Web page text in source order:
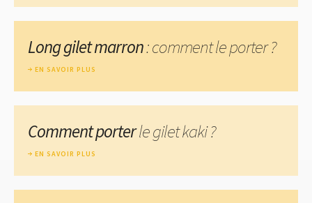
Long gilet marron: comment le porter ?
EN SAVOIR PLUS
Comment porterle gilet kaki ?
EN SAVOIR PLUS